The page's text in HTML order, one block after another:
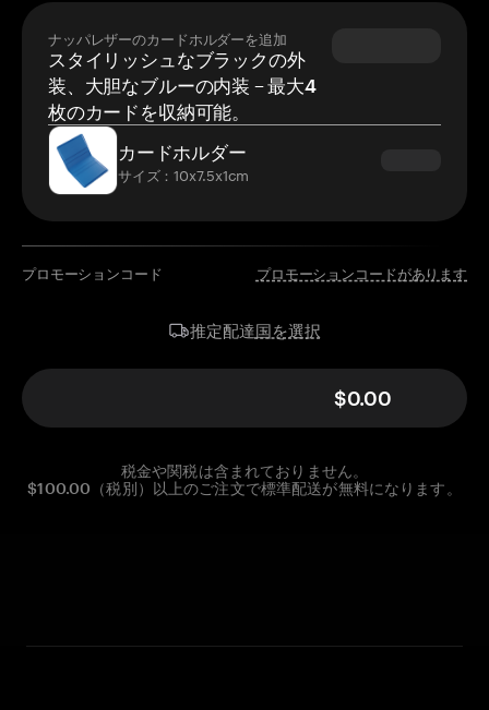
ナッパレザーのカードホルダーを追加
スタイリッシュなブラックの外
装、大胆なブルーの内装 – 最大4
枚のカードを収納可能。
カードホルダー
サイズ：10x7.5x1cm
プロモーションコード プロモーションコードがあります
推定配達国を選択
$0.00
税金や関税は含まれておりません。
$100.00（税別）以上のご注文で標準配送が無料になります。